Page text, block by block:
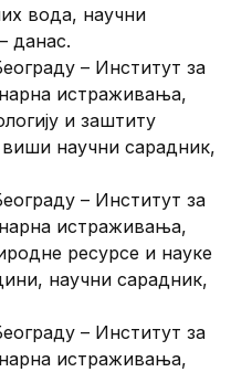
вода, научни
данас.
– Институт за
истраживања,
и заштиту
научни сарадник,
– Институт за
истраживања,
ресурсе и науке
научни сарадник,
– Институт за
истраживања,